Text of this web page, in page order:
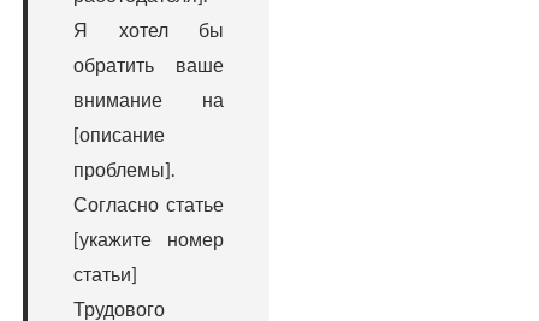
Я хотел бы
обратить ваше
внимание на
[описание
проблемы].
Согласно статье
[укажите номер
статьи]
Трудового